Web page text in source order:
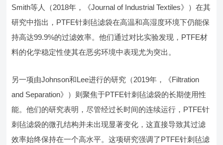
Smith等人（2018年，《Journal of Industrial Textiles》）在其
研究中指出，PTFE针刺毡滤袋在高温和高湿度环境下仍能保
持高达99.9%的过滤效率。他们通过对比实验发现，PTFE材
料的化学稳定性使其在恶劣环境中表现尤为突出。
另一项由Johnson和Lee进行的研究（2019年，《Filtration
and Separation》）则聚焦于PTFE针刺毡滤袋的长期使用性
能。他们的研究表明，尽管经过长时间的连续运行，PTFE针
刺毡滤袋的微孔结构并未出现显著变化，这直接导致其过滤
效率始终保持在一个高水平。这项研究强调了PTFE针刺毡滤